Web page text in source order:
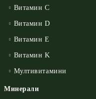
Витамин C
Витамин D
Витамин E
Витамин K
Мултивитамини
Минерали